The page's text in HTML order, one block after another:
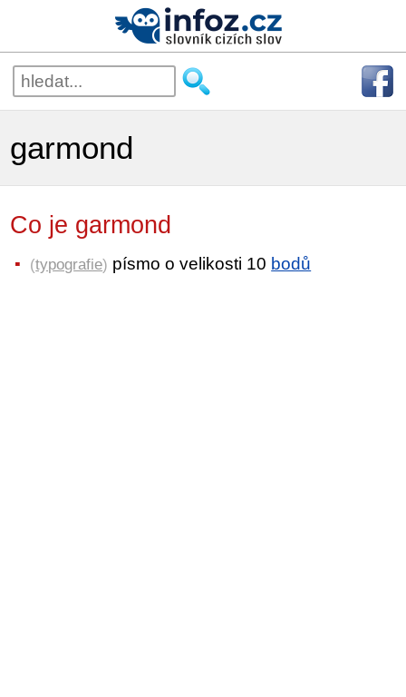
garmond
Co je garmond
(typografie) písmo o velikosti 10 bodů